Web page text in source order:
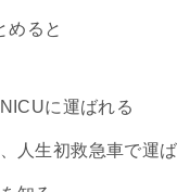
めると
に運ばれる
人生初救急車で運